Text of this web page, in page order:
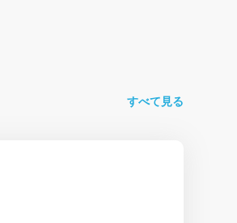
すべて見る